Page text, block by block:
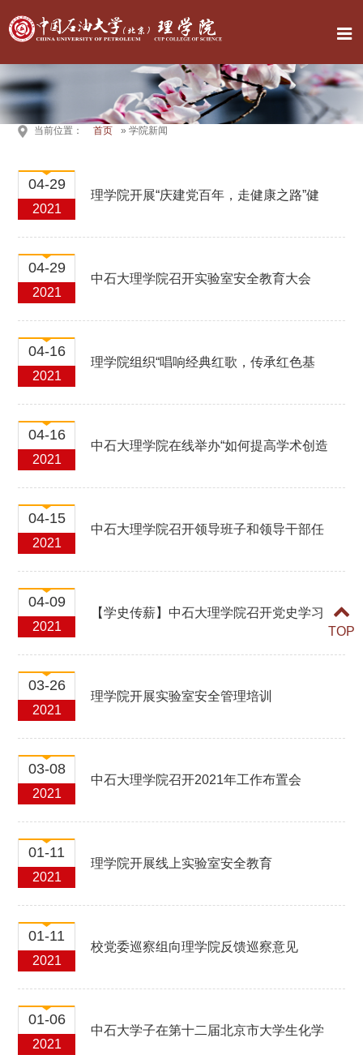
当前位置： 首页 » 学院新闻
04-29
2021
理学院开展“庆建党百年，走健康之路”健
04-29
2021
中石大理学院召开实验室安全教育大会
04-16
2021
理学院组织“唱响经典红歌，传承红色基
04-16
2021
中石大理学院在线举办“如何提高学术创造
04-15
2021
中石大理学院召开领导班子和领导干部任
04-09
2021
【学史传薪】中石大理学院召开党史学习
03-26
2021
理学院开展实验室安全管理培训
03-08
2021
中石大理学院召开2021年工作布置会
01-11
2021
理学院开展线上实验室安全教育
01-11
2021
校党委巡察组向理学院反馈巡察意见
01-06
2021
中石大学子在第十二届北京市大学生化学
TOP